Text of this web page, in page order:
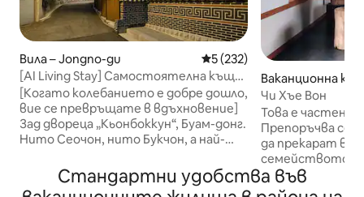
Вила – Jongno-gu Средна оценка: 5 от 5,
5 (232)
[AI Living Stay] Самостоятелна къща
ханок в Буам-дон, ДжонгноㅣWelcome
Mystics House Романтичен престой в
ханок
[Когато колебанието е добре дошло,
вие се превръщате в вдъхновение]
Зад двореца „Кьонбоккун“, Буам-донг.
Нито Сеочон, нито Букчон, а най-
тази алея имаше частна къща ханок.
Мястото, където е отсядал
Ваканционна
k-myeon,
Чи Хъе Вон
Това е частен
Препоръчва се
да прекарат
семейството
за тези, които
почивка или
Стандартни удобства във